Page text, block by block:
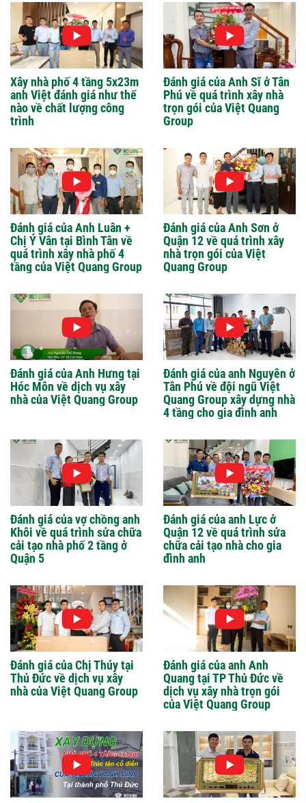
Xây nhà phố 4 tầng 5x23m
anh Việt đánh giá như thế
nào về chất lượng công
trình
Đánh giá của Anh Sĩ ở Tân
Phú về quá trình xây nhà
trọn gói của Việt Quang
Group
Đánh giá của Anh Luân +
Chị Ý Vân tại Bình Tân về
quá trình xây nhà phố 4
tầng của Việt Quang Group
Đánh giá của Anh Sơn ở
Quận 12 về quá trình xây
nhà trọn gói của Việt
Quang Group
Đánh giá của Anh Hưng tại
Hóc Môn về dịch vụ xây
nhà của Việt Quang Group
Đánh giá của anh Nguyên ở
Tân Phú về đội ngũ Việt
Quang Group xây dựng nhà
4 tầng cho gia đình anh
Đánh giá của vợ chồng anh
Khôi về quá trình sửa chữa
cải tạo nhà phố 2 tầng ở
Quận 5
Đánh giá của anh Lực ở
Quận 12 về quá trình sửa
chữa cải tạo nhà cho gia
đình anh
Đánh giá của Chị Thúy tại
Thủ Đức về dịch vụ xây
nhà của Việt Quang Group
Đánh giá của anh Anh
Quang tại TP Thủ Đức về
dịch vụ xây nhà trọn gói
của Việt Quang Group